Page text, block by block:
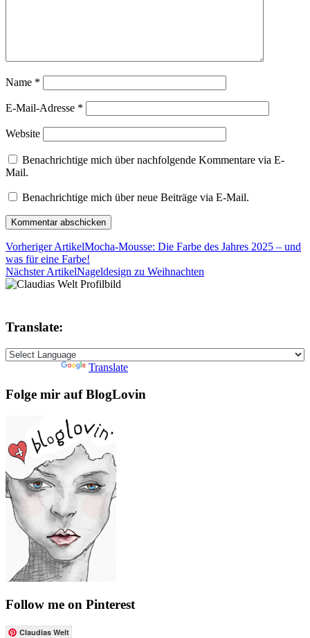
Name *
E-Mail-Adresse *
Website
Benachrichtige mich über nachfolgende Kommentare via E-
Mail.
Benachrichtige mich über neue Beiträge via E-Mail.
Vorheriger ArtikelMocha-Mousse: Die Farbe des Jahres 2025 – und
was für eine Farbe!
Nächster ArtikelNageldesign zu Weihnachten
Translate:
Translate
Folge mir auf BlogLovin
Follow me on Pinterest
Claudias Welt